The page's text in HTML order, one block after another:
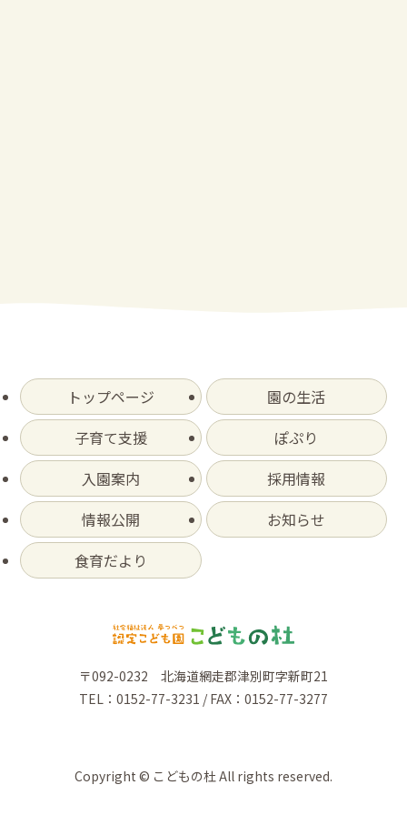
トップページ
園の生活
子育て支援
ぽぷり
入園案内
採用情報
情報公開
お知らせ
食育だより
〒092-0232 北海道網走郡津別町字新町21
TEL：0152-77-3231 / FAX：0152-77-3277
Copyright © こどもの杜 All rights reserved.